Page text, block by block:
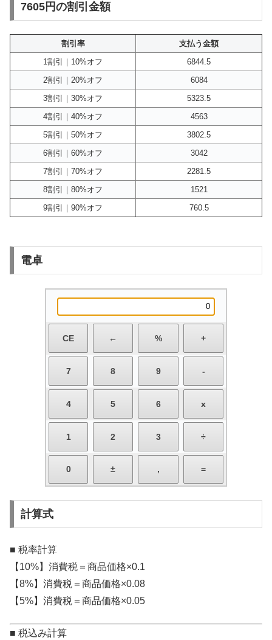
7605円の割引金額
割引率
支払う金額
1割引｜10%オフ
6844.5
2割引｜20%オフ
6084
3割引｜30%オフ
5323.5
4割引｜40%オフ
4563
5割引｜50%オフ
3802.5
6割引｜60%オフ
3042
7割引｜70%オフ
2281.5
8割引｜80%オフ
1521
9割引｜90%オフ
760.5
電卓
計算式
■ 税率計算
【10%】消費税＝商品価格×0.1
【8%】消費税＝商品価格×0.08
【5%】消費税＝商品価格×0.05
■ 税込み計算